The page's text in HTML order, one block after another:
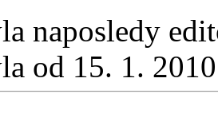
naposledy
od 15. 1.